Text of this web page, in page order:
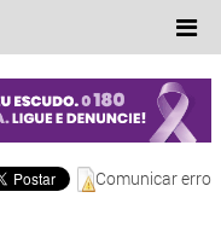
Comunicar erro